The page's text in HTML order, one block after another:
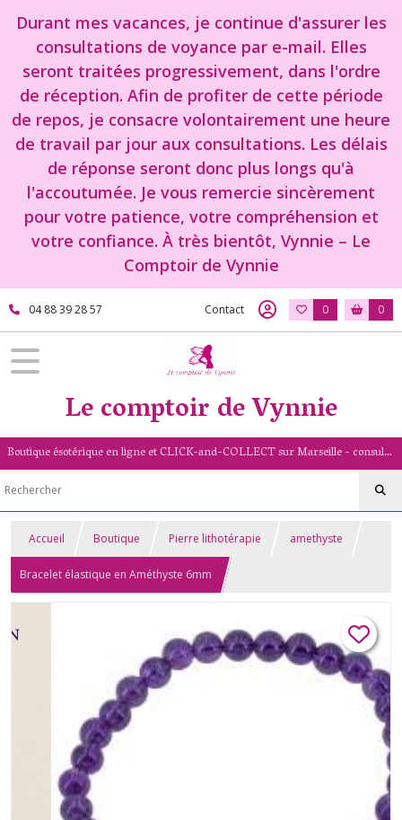
Durant mes vacances, je continue d'assurer les
consultations de voyance par e-mail. Elles
seront traitées progressivement, dans l'ordre
de réception. Afin de profiter de cette période
de repos, je consacre volontairement une heure
de travail par jour aux consultations. Les délais
de réponse seront donc plus longs qu'à
l'accoutumée. Je vous remercie sincèrement
pour votre patience, votre compréhension et
votre confiance. À très bientôt, Vynnie – Le
Comptoir de Vynnie
04 88 39 28 57 Contact 0 0
Le comptoir de Vynnie
Boutique ésotérique en ligne et CLICK-and-COLLECT sur Marseille - consultation de voyance par mail - livret numérologique (13/PACA)
Accueil Boutique Pierre lithotérapie amethyste
Bracelet élastique en Améthyste 6mm